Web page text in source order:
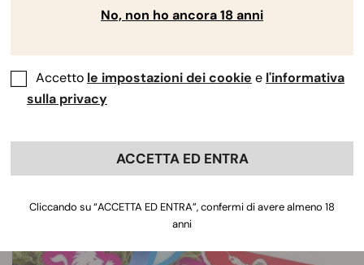
No, non ho ancora 18 anni
Accetto le impostazioni dei cookie e l'informativa
sulla privacy
ACCETTA ED ENTRA
Cliccando su “ACCETTA ED ENTRA”, confermi di avere almeno 18
anni